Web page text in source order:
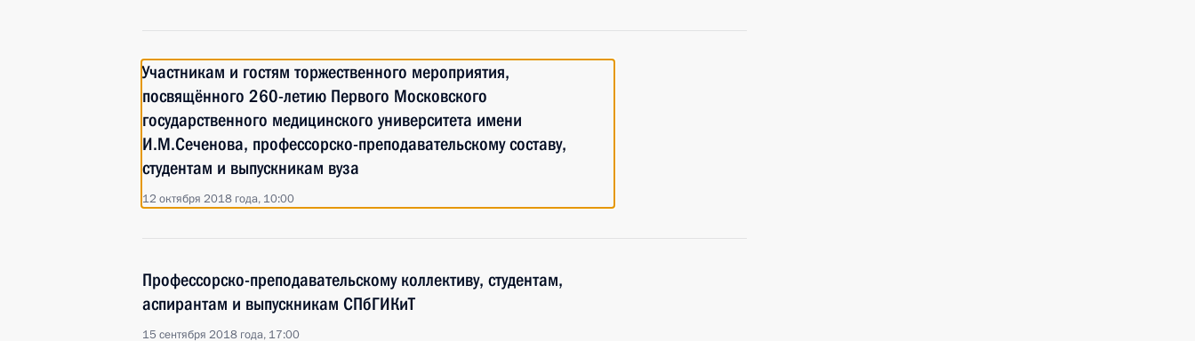
Участникам и гостям торжественного мероприятия,
посвящённого 260-летию Первого Московского
государственного медицинского университета имени
И.М.Сеченова, профессорско-преподавательскому составу,
студентам и выпускникам вуза
12 октября 2018 года, 10:00
Профессорско-преподавательскому коллективу, студентам,
аспирантам и выпускникам СПбГИКиТ
15 сентября 2018 года, 17:00